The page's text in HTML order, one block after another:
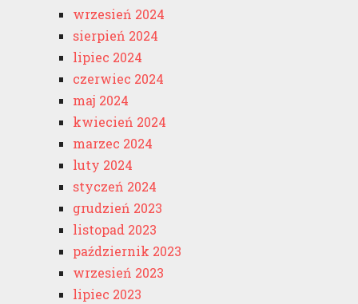
wrzesień 2024
sierpień 2024
lipiec 2024
czerwiec 2024
maj 2024
kwiecień 2024
marzec 2024
luty 2024
styczeń 2024
grudzień 2023
listopad 2023
październik 2023
wrzesień 2023
lipiec 2023